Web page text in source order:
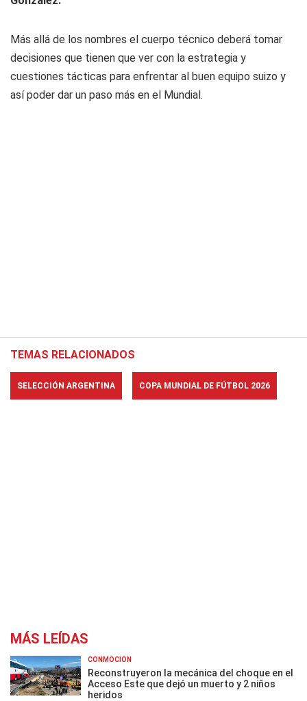
Más allá de los nombres el cuerpo técnico deberá tomar
decisiones que tienen que ver con la estrategia y
cuestiones tácticas para enfrentar al buen equipo suizo y
así poder dar un paso más en el Mundial.
TEMAS RELACIONADOS
SELECCIÓN ARGENTINA COPA MUNDIAL DE FÚTBOL 2026
MÁS LEÍDAS
CONMOCIÓN
Reconstruyeron la mecánica del choque en el
Acceso Este que dejó un muerto y 2 niños
heridos